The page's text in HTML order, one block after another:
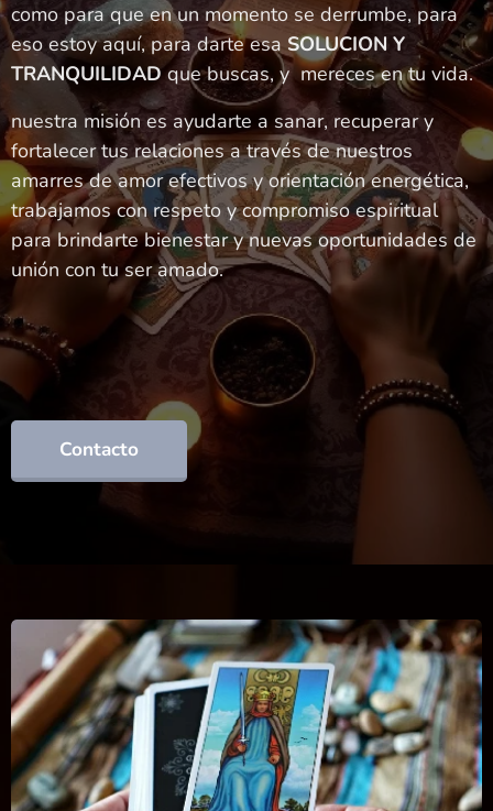
como para que en un momento se derrumbe, para
eso estoy aquí, para darte esa SOLUCION Y
TRANQUILIDADque buscas, y mereces en tu vida.
nuestra misión es ayudarte a sanar, recuperar y
fortalecer tus relaciones a través de nuestros
amarres de amor efectivos y orientación energética,
trabajamos con respeto y compromiso espiritual
para brindarte bienestar y nuevas oportunidades de
unión con tu ser amado.
Contacto